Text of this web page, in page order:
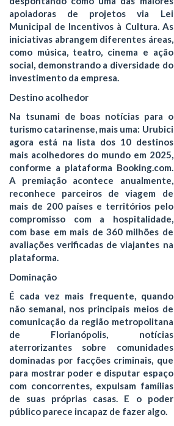
apoiadoras de projetos via Lei
Municipal de Incentivos à Cultura. As
iniciativas abrangem diferentes áreas,
como música, teatro, cinema e ação
social, demonstrando a diversidade do
investimento da empresa.
Destino acolhedor
Na tsunami de boas notícias para o
turismo catarinense, mais uma: Urubici
agora está na lista dos 10 destinos
mais acolhedores do mundo em 2025,
conforme a plataforma Booking.com.
A premiação acontece anualmente,
reconhece parceiros de viagem de
mais de 200 países e territórios pelo
compromisso com a hospitalidade,
com base em mais de 360 milhões de
avaliações verificadas de viajantes na
plataforma.
Dominação
É cada vez mais frequente, quando
não semanal, nos principais meios de
comunicação da região metropolitana
de Florianópolis, notícias
aterrorizantes sobre comunidades
dominadas por facções criminais, que
para mostrar poder e disputar espaço
com concorrentes, expulsam famílias
de suas próprias casas. E o poder
público parece incapaz de fazer algo.